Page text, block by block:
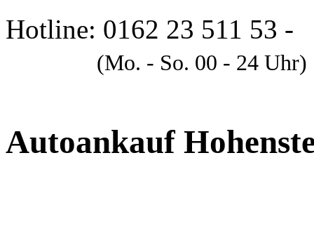
Hotline: 0162 23 511 53 -
(Mo. - So. 00 - 24 Uhr)
Autoankauf